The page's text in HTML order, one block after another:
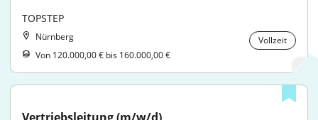
TOPSTEP
Nürnberg
Vollzeit
Von 120.000,00 € bis 160.000,00 €